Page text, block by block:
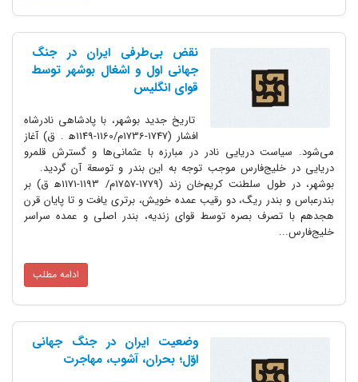
نقض بی‌طرفی ایران در جنگ
جهانی اول و اشغال بوشهر توسط
قوای انگلیس
تاریخ جدید بوشهر، با پادشاهی نادرشاه
افشار (1747-1736م/1160-1149ه‍ . ق) آغاز
می‌شود. سیاست دریایی نادر در مبارزه با عثمانی‌ها و گسترش قلمرو
دریایی در خلیج‌فارس موجب توجه به این بندر و توسعة آن گردید.
بوشهر، در طول سلطنت کریم‌خان زند (1779-1757م/ 1193-1171ه‍ ق) بر
بندرعباس و بندر ریگ، دو رقیب عمده خویش، برتری یافت و تا پایان قرن
هجدهم با تصرف بصره توسط قوای زندیه، بندر اصلی و عمده سراسر
خلیج‌فارس...
ادامه مطلب
وضعیت ایران در جنگ جهانی
اوّل؛ بحران، آشوب، مهاجرت